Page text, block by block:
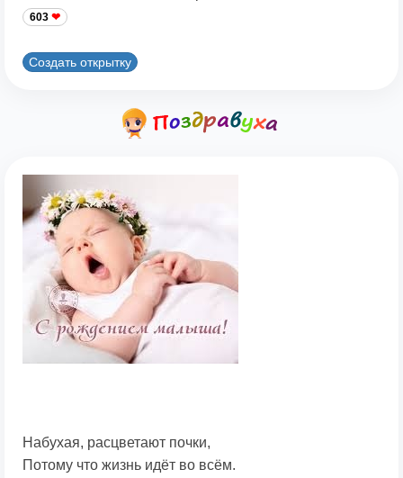
603
Создать открытку
Набухая, расцветают почки,
Потому что жизнь идёт во всём.